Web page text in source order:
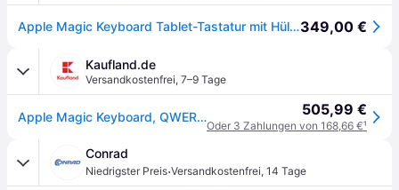
Apple Magic Keyboard Tablet-Tastatur mit Hülle Passend für Marke (Tablet): Apple iPad Pro 11 (2024)349,00 €
Kaufland.de
Versandkostenfrei, 7–9 Tage
Apple Magic Keyboard, QWERTY, UK Englisch, Trackpad, Scherenschalter, 1 mm, Apple 505,99 €
Oder 3 Zahlungen von 168,66 €¹
Conrad
Niedrigster Preis·Versandkostenfrei, 14 Tage